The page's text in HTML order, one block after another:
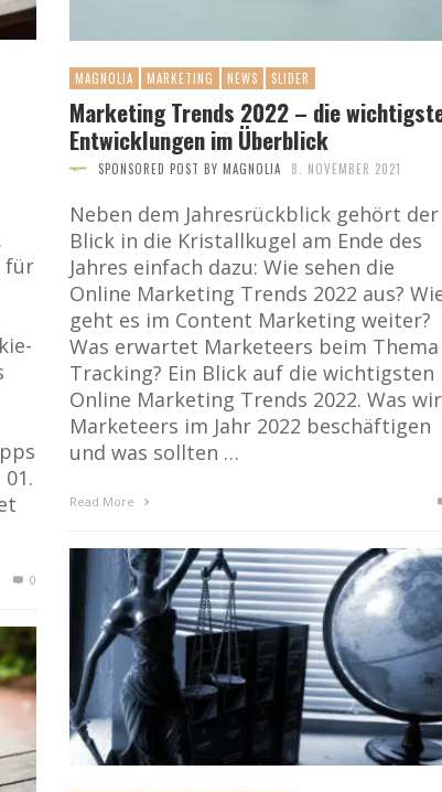
für
0
MAGNOLIA MARKETING NEWS SLIDER
Marketing Trends 2022 – die
Entwicklungen im Überblick
SPONSORED POST BY MAGNOLIA 8. NOVEMBER 2021
Neben dem Jahresrückblick gehört der
Blick in die Kristallkugel am Ende des
Jahres einfach dazu: Wie sehen die
Online Marketing Trends 2022 aus?
geht es im Content Marketing weiter?
Was erwartet Marketeers beim Thema
Tracking? Ein Blick auf die wichtigsten
Online Marketing Trends 2022. Was
Marketeers im Jahr 2022 beschäftigen
und was sollten …
Read More